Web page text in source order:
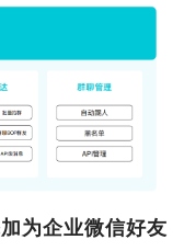
为企业微信好友